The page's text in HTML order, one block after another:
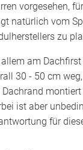
vorgesehen,
natürlich vom
zu
am
30 - 50 cm
Dachrand
ist aber
für